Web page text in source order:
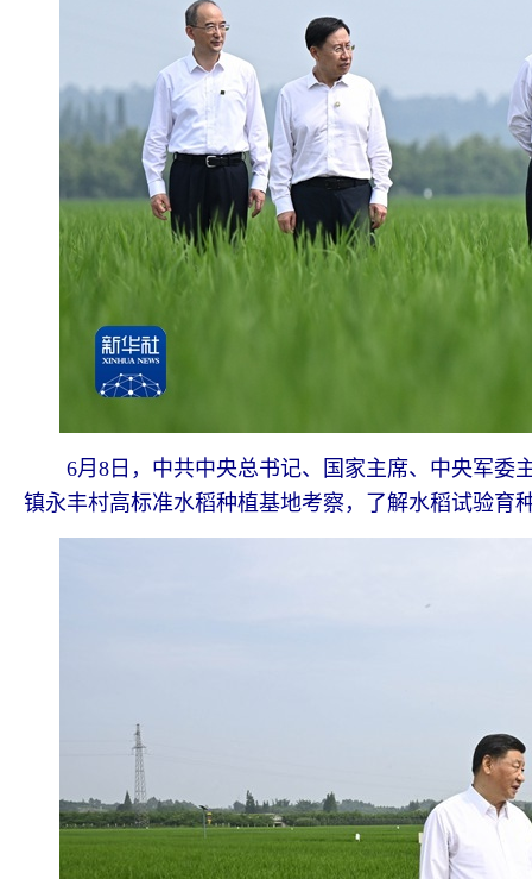
6月8日，中共中央总书记、国家主席、中央军委
镇永丰村高标准水稻种植基地考察，了解水稻试验育